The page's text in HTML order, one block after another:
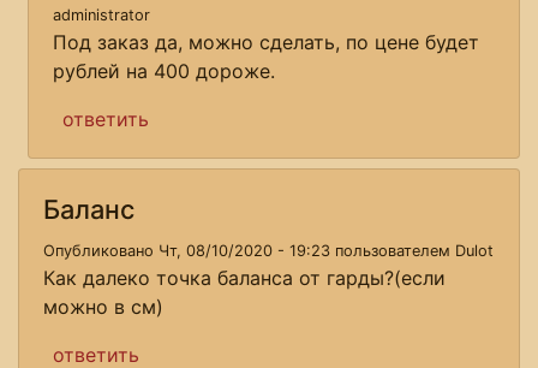
administrator
Под заказ да, можно сделать, по цене будет
рублей на 400 дороже.
ответить
Баланс
Опубликовано Чт, 08/10/2020 - 19:23 пользователем Dulot
Как далеко точка баланса от гарды?(если
можно в см)
ответить